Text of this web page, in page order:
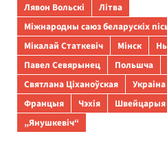
Лявон Вольскі
Літва
Міжнародны саюз беларускіх
Мікалай Статкевіч
Мінск
Павел Севярынец
Польшча
Святлана Ціханоўская
Украіна
Францыя
Чэхія Швейцарыя
„Янушкевіч“